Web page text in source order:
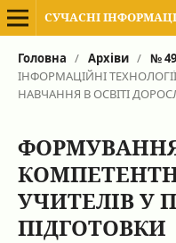
Головна / Архіви / №
ІНФОРМАЦІЙНІ
НАВЧАННЯ В ОСВІТІ
УЧИТЕЛІВ У
ПІДГОТОВКИ